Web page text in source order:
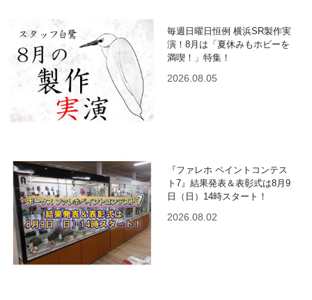
毎週日曜日恒例 横浜SR製作実
演！8月は「夏休みもホビーを
満喫！」特集！
2026.08.05
『ファレホ ペイントコンテス
ト7』結果発表＆表彰式は8月9
日（日）14時スタート！
2026.08.02